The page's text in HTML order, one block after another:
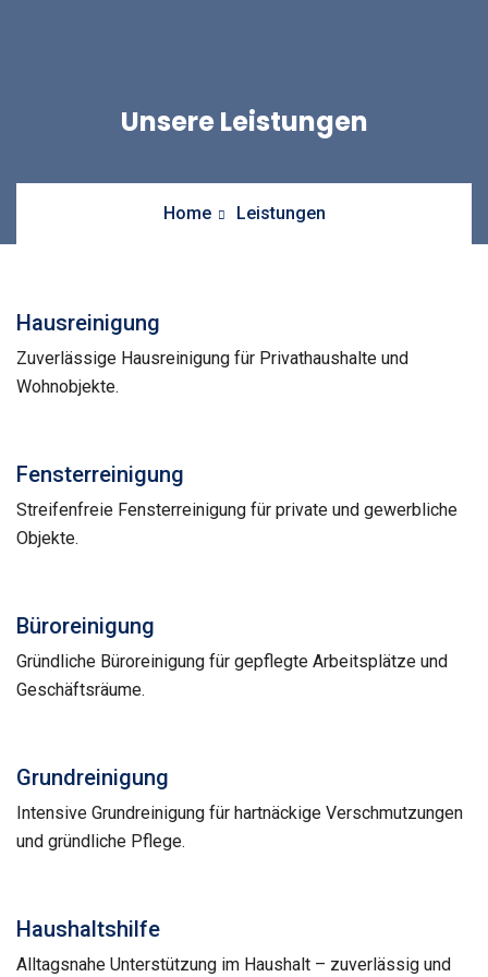
Unsere Leistungen
Home Leistungen
Hausreinigung
Zuverlässige Hausreinigung für Privathaushalte und
Wohnobjekte.
Fensterreinigung
Streifenfreie Fensterreinigung für private und gewerbliche
Objekte.
Büroreinigung
Gründliche Büroreinigung für gepflegte Arbeitsplätze und
Geschäftsräume.
Grundreinigung
Intensive Grundreinigung für hartnäckige Verschmutzungen
und gründliche Pflege.
Haushaltshilfe
Alltagsnahe Unterstützung im Haushalt – zuverlässig und